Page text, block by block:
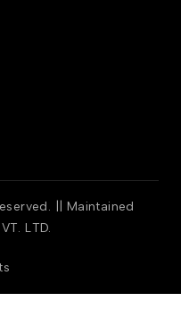
|| Maintained
LTD.